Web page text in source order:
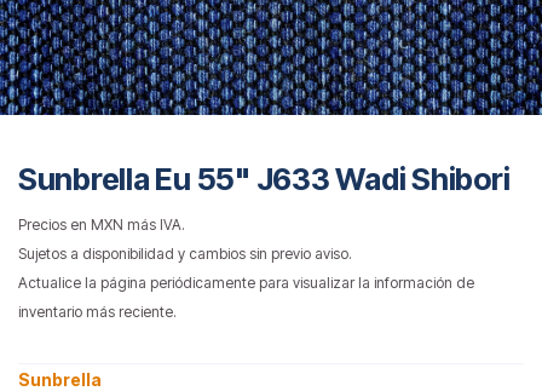
Sunbrella Eu 55" J633 Wadi Shibori
Precios en MXN más IVA.
Sujetos a disponibilidad y cambios sin previo aviso.
Actualice la página periódicamente para visualizar la información de
inventario más reciente.
Sunbrella